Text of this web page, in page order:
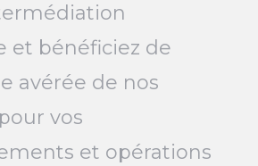
et bénéficiez de
avérée de nos
vos
et opérations